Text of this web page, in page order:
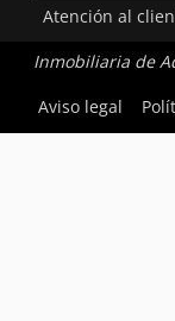
Atención al
Inmobiliaria de
Aviso legal